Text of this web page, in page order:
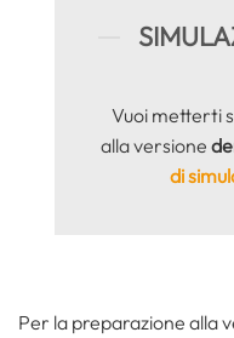
Vuoi metterti
alla versione
di
Per la preparazione alla